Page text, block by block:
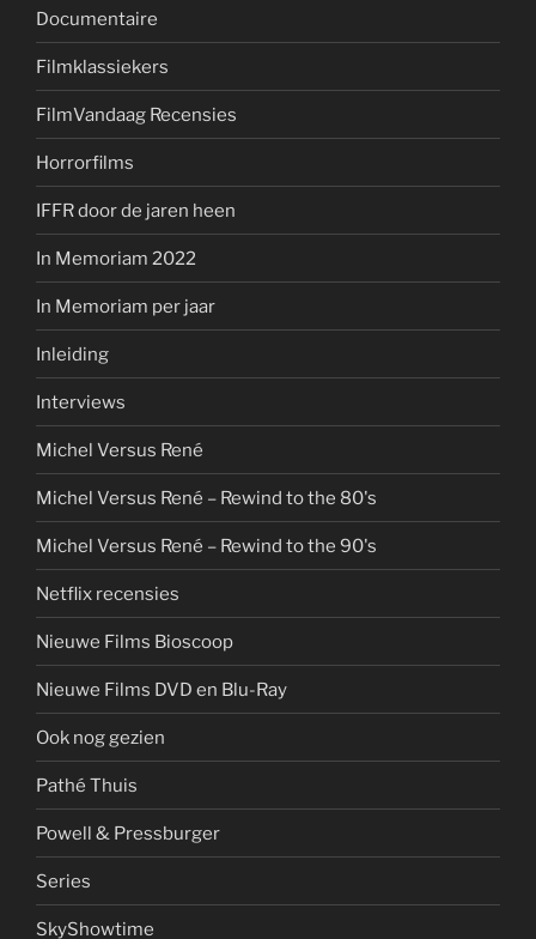
Documentaire
Filmklassiekers
FilmVandaag Recensies
Horrorfilms
IFFR door de jaren heen
In Memoriam 2022
In Memoriam per jaar
Inleiding
Interviews
Michel Versus René
Michel Versus René – Rewind to the 80's
Michel Versus René – Rewind to the 90's
Netflix recensies
Nieuwe Films Bioscoop
Nieuwe Films DVD en Blu-Ray
Ook nog gezien
Pathé Thuis
Powell & Pressburger
Series
SkyShowtime